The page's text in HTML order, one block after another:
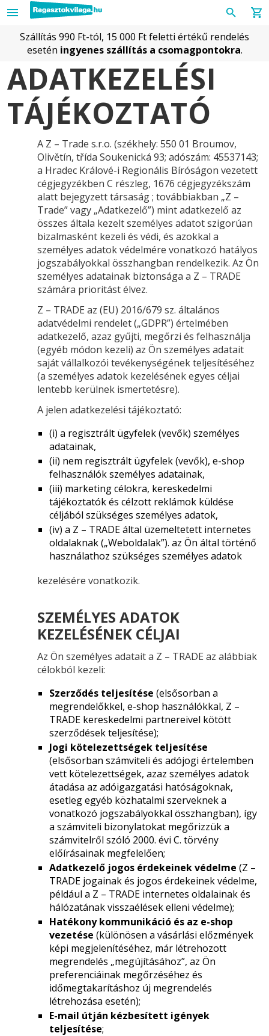
Szállítás 990 Ft-tól, 15 000 Ft feletti értékű rendelés
esetén ingyenes szállítás a csomagpontokra.
ADATKEZELÉSI
TÁJÉKOZTATÓ
A Z – Trade s.r.o. (székhely: 550 01 Broumov,
Olivětín, třída Soukenická 93; adószám: 45537143;
a Hradec Králové-i Regionális Bíróságon vezetett
cégjegyzékben C részleg, 1676 cégjegyzékszám
alatt bejegyzett társaság ; továbbiakban „Z –
Trade” vagy „Adatkezelő”) mint adatkezelő az
összes általa kezelt személyes adatot szigorúan
bizalmasként kezeli és védi, és azokkal a
személyes adatok védelmére vonatkozó hatályos
jogszabályokkal összhangban rendelkezik. Az Ön
személyes adatainak biztonsága a Z – TRADE
számára prioritást élvez.
Z – TRADE az (EU) 2016/679 sz. általános
adatvédelmi rendelet („GDPR”) értelmében
adatkezelő, azaz gyűjti, megőrzi és felhasználja
(egyéb módon kezeli) az Ön személyes adatait
saját vállalkozói tevékenységének teljesítéséhez
(a személyes adatok kezelésének egyes céljai
lentebb kerülnek ismertetésre).
A jelen adatkezelési tájékoztató:
(i) a regisztrált ügyfelek (vevők) személyes
adatainak,
(ii) nem regisztrált ügyfelek (vevők), e-shop
felhasználók személyes adatainak,
(iii) marketing célokra, kereskedelmi
tájékoztatók és célzott reklámok küldése
céljából szükséges személyes adatok,
(iv) a Z – TRADE által üzemeltetett internetes
oldalaknak („Weboldalak”). az Ön által történő
használathoz szükséges személyes adatok
kezelésére vonatkozik.
SZEMÉLYES ADATOK
KEZELÉSÉNEK CÉLJAI
Az Ön személyes adatait a Z – TRADE az alábbiak
célokból kezeli:
Szerződés teljesítése (elsősorban a
megrendelőkkel, e-shop használókkal, Z –
TRADE kereskedelmi partnereivel kötött
szerződések teljesítése);
Jogi kötelezettségek teljesítése
(elsősorban számviteli és adójogi értelemben
vett kötelezettségek, azaz személyes adatok
átadása az adóigazgatási hatóságoknak,
esetleg egyéb közhatalmi szerveknek a
vonatkozó jogszabályokkal összhangban), így
a számviteli bizonylatokat megőrizzük a
számvitelről szóló 2000. évi C. törvény
előírásainak megfelelően;
Adatkezelő jogos érdekeinek védelme (Z –
TRADE jogainak és jogos érdekeinek védelme,
például a Z – TRADE internetes oldalainak és
hálózatának visszaélések elleni védelme);
Hatékony kommunikáció és az e-shop
vezetése (különösen a vásárlási előzmények
képi megjelenítéséhez, már létrehozott
megrendelés „megújításához”, az Ön
preferenciáinak megőrzéséhez és
időmegtakarításhoz új megrendelés
létrehozása esetén);
E-mail útján kézbesített igények
teljesítése;